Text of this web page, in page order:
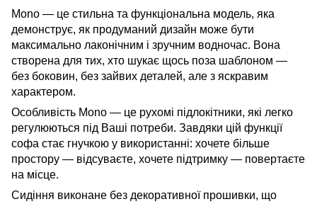
Mono — це стильна та функціональна модель, яка
демонструє, як продуманий дизайн може бути
максимально лаконічним і зручним водночас. Вона
створена для тих, хто шукає щось поза шаблоном —
без боковин, без зайвих деталей, але з яскравим
характером.
Особливість Mono — це рухомі підлокітники, які легко
регулюються під Ваші потреби. Завдяки цій функції
софа стає гнучкою у використанні: хочете більше
простору — відсуваєте, хочете підтримку — повертаєте
на місце.
Сидіння виконане без декоративної прошивки, що